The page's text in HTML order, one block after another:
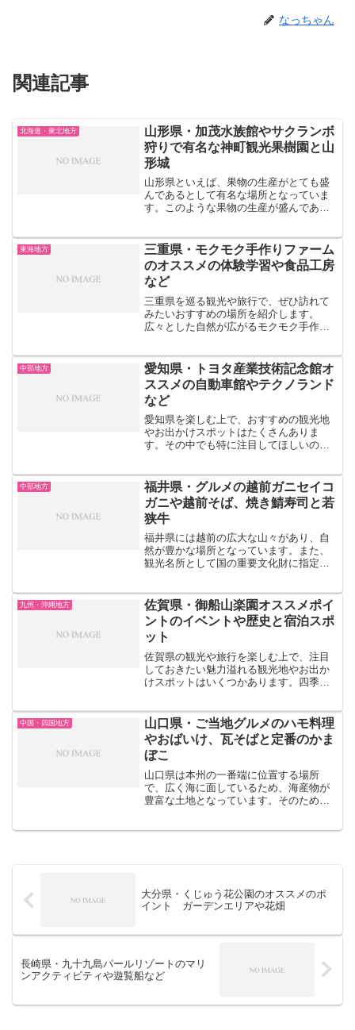
なっちゃん
関連記事
北海道・東北地方
山形県・加茂水族館やサクランボ
狩りで有名な神町観光果樹園と山
形城
山形県といえば、果物の生産がとても盛
んであるとして有名な場所となっていま
す。このような果物の生産が盛んである
の特徴でもある豊かな自然など観光名所
について紹介をしていきた...
東海地方
三重県・モクモク手作りファーム
のオススメの体験学習や食品工房
など
三重県を巡る観光や旅行で、ぜひ訪れて
みたいおすすめの場所を紹介します。
広々とした自然が広がるモクモク手作り
力的なスポットがたくさんあります。こ
の記事では、特にモクモク手...
中部地方
愛知県・トヨタ産業技術記念館オ
ススメの自動車館やテクノランド
など
愛知県を楽しむ上で、おすすめの観光地
やお出かけスポットはたくさんありま
す。その中でも特に注目してほしいの
は、県の歴史を学ぶことができる場所で
す。産業の視点から見たトヨタ...
中部地方
福井県・グルメの越前ガニセイコ
ガニや越前そば、焼き鯖寿司と若
狭牛
福井県には越前の広大な山々があり、自
然が豊かな場所となっています。また、
観光名所として国の重要文化財に指定さ
ます。今回はそのような福井県につい
て、福井県にはどのようなご...
九州・沖縄地方
佐賀県・御船山楽園オススメポイ
ントのイベントや歴史と宿泊スポ
ット
佐賀県の観光や旅行を楽しむ上で、注目
しておきたい魅力溢れる観光地やお出か
けスポットはいくつかあります。四季の
かな大地と海の魅力がたくさん詰まった
佐賀県は、自然の歴史を感...
中国・四国地方
山口県・ご当地グルメのハモ料理
やおばいけ、瓦そばと定番のかま
ぼこ
山口県は本州の一番端に位置する場所
で、広く海に面しているため、海産物が
豊富な土地となっています。そのため、
大分県・くじゅう花公園のオススメのポ
イント ガーデンエリアや花畑
長崎県・九十九島パールリゾートのマリ
ンアクティビティや遊覧船など